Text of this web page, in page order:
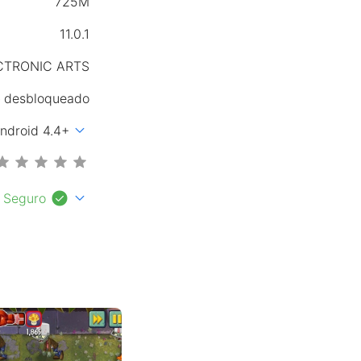
11.0.1
ARTS
desbloqueado
4.4+ expand_more
Seguro check_circle expand_more